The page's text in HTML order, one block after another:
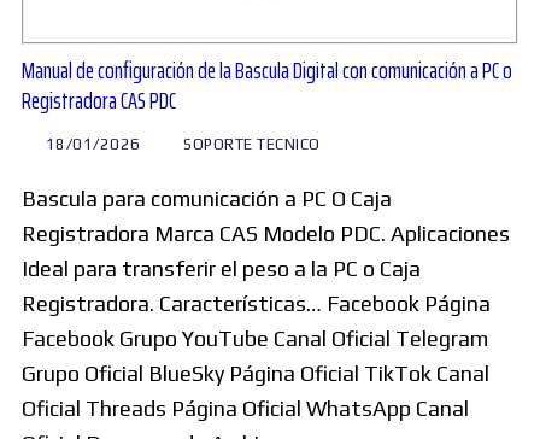
Manual de configuración de la Bascula Digital con comunicación a PC o
Registradora CAS PDC
18/01/2026 SOPORTE TECNICO
Bascula para comunicación a PC O Caja
Registradora Marca CAS Modelo PDC. Aplicaciones
Ideal para transferir el peso a la PC o Caja
Registradora. Características… Facebook Página
Facebook Grupo YouTube Canal Oficial Telegram
Grupo Oficial BlueSky Página Oficial TikTok Canal
Oficial Threads Página Oficial WhatsApp Canal